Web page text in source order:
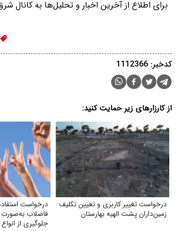
برای اطلاع از آخرین اخبار و تحلیل‌ها به کانال
کدخبر: 1112366
از کارزارهای زیر حمایت کنید:
درخواست تغییر کاربری و تعیین‌ تکلیف
زمین‌داران پشت الهیه بهارستان
درخواست
فاضلاب به‌صورت
جلوگیری از